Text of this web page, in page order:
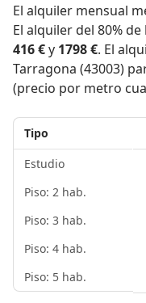
El alquiler mensual
El alquiler del 80%
416 €y 1798 €. El
Tarragona (43003)
(precio por metro
Tipo
Estudio
Piso: 2 hab.
Piso: 3 hab.
Piso: 4 hab.
Piso: 5 hab.